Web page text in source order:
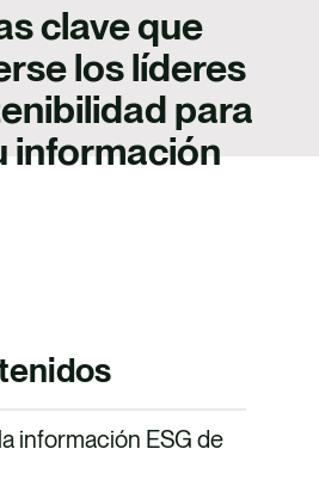
clave que
los líderes
para
información
información ESG de